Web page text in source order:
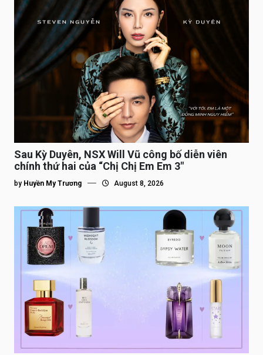
Sau Kỳ Duyên, NSX Will Vũ công bố diễn viên
chính thứ hai của “Chị Chị Em Em 3″
by Huyền My Trương August 8, 2026